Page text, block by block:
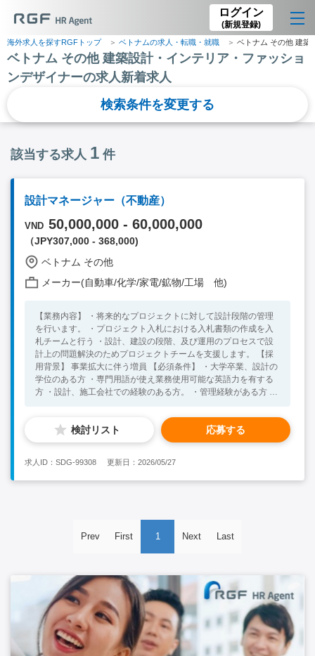
ログイン
(新規登録)
海外求人を探すRGFトップ ベトナムの求人・転職・就職 ベトナム その他 建築
ベトナム その他 建築設計・インテリア・ファッショ
ンデザイナーの求人新着求人
検索条件を変更する
該当する求人 1 件
設計マネージャー（不動産）
VND 50,000,000 - 60,000,000
（JPY307,000 - 368,000)
ベトナム その他
メーカー(自動車/化学/家電/鉱物/工場 他)
【業務内容】 ・将来的なプロジェクトに対して設計段階の管理
を行います。 ・プロジェクト入札における入札書類の作成を入
札チームと行う ・設計、建設の段階、及び運用のプロセスで設
計上の問題解決のためプロジェクトチームを支援します。 【採
用背景】 事業拡大に伴う増員 【必須条件】 ・大学卒業、設計の
学位のある方 ・専門用語が使え業務使用可能な英語力を有する
方 ・設計、施工会社での経験のある方。 ・管理経験がある方 ・
産開発会社での経験のある方歓迎 ・8年以上のチーム管理経験の
ある方。 ・直近の会社での経験が3－4年ある方歓迎
検討リスト 応募する
求人ID：SDG-99308 更新日：2026/05/27
Prev First 1 Next Last